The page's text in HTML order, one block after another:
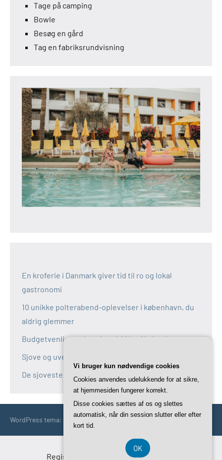
Tage på camping
Bowle
Besøg en gård
Tag en fabriksrundvisning
En kroferie i Danmark giver tid til ro og lokal
gastronomi
10 unikke polterabend-oplevelser i københavn, du
aldrig glemmer
Budgetvenlige polterabend-idéer i københavn
Sjove og uventede polterabend-idéer i københavn
De sjoveste aktiviteter til polterabend i københavn
WordPress tema: Occasio by ThemeZee.
Registreringsnummer DK-37 40 77 39
Vi bruger kun nødvendige cookies
Cookies anvendes udelukkende for at sikre,
at hjemmesiden fungerer korrekt.
Disse cookies sættes af os og slettes
automatisk, når din session slutter eller efter
kort tid.
OK